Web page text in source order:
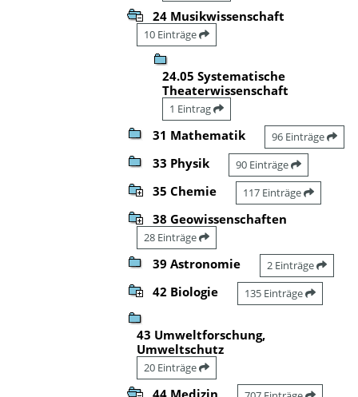
24 Musikwissenschaft
10 Einträge
24.05 Systematische
Theaterwissenschaft
1 Eintrag
31 Mathematik 96 Einträge
33 Physik 90 Einträge
35 Chemie 117 Einträge
38 Geowissenschaften
28 Einträge
39 Astronomie 2 Einträge
42 Biologie 135 Einträge
43 Umweltforschung,
Umweltschutz
20 Einträge
44 Medizin